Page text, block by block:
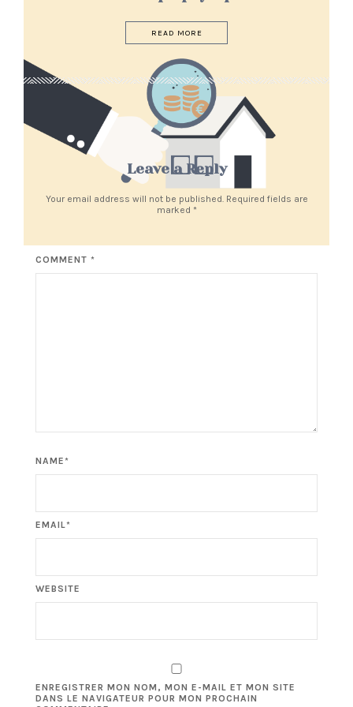
READ MORE
Leave a Reply
Your email address will not be published. Required fields are
marked *
COMMENT *
NAME*
EMAIL*
WEBSITE
ENREGISTRER MON NOM, MON E-MAIL ET MON SITE
DANS LE NAVIGATEUR POUR MON PROCHAIN